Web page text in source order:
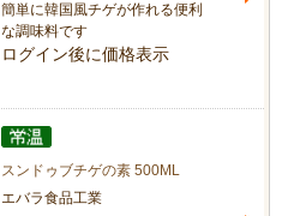
簡単に韓国風チゲが作れる便利
な調味料です
ログイン後に価格表示
スンドゥブチゲの素 500ML
エバラ食品工業